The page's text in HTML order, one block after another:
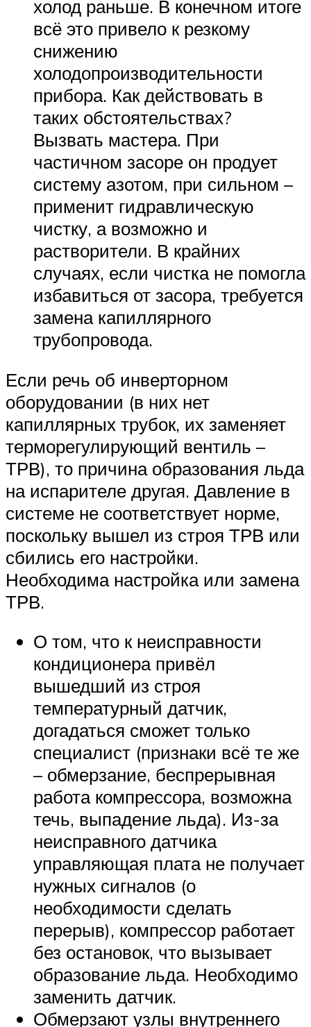
холод раньше. В конечном итоге
всё это привело к резкому
снижению
холодопроизводительности
прибора. Как действовать в
таких обстоятельствах?
Вызвать мастера. При
частичном засоре он продует
систему азотом, при сильном –
применит гидравлическую
чистку, а возможно и
растворители. В крайних
случаях, если чистка не помогла
избавиться от засора, требуется
замена капиллярного
трубопровода.
Если речь об инверторном
оборудовании (в них нет
капиллярных трубок, их заменяет
терморегулирующий вентиль –
ТРВ), то причина образования льда
на испарителе другая. Давление в
системе не соответствует норме,
поскольку вышел из строя ТРВ или
сбились его настройки.
Необходима настройка или замена
ТРВ.
О том, что к неисправности
кондиционера привёл
вышедший из строя
температурный датчик,
догадаться сможет только
специалист (признаки всё те же
– обмерзание, беспрерывная
работа компрессора, возможна
течь, выпадение льда). Из-за
неисправного датчика
управляющая плата не получает
нужных сигналов (о
необходимости сделать
перерыв), компрессор работает
без остановок, что вызывает
образование льда. Необходимо
заменить датчик.
Обмерзают узлы внутреннего